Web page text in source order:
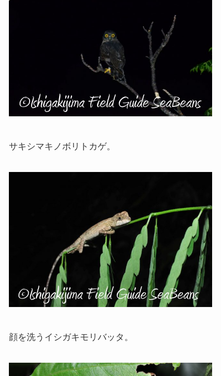
サキシマキノボリトカゲ。
顔を洗うイシガキモリバッタ。